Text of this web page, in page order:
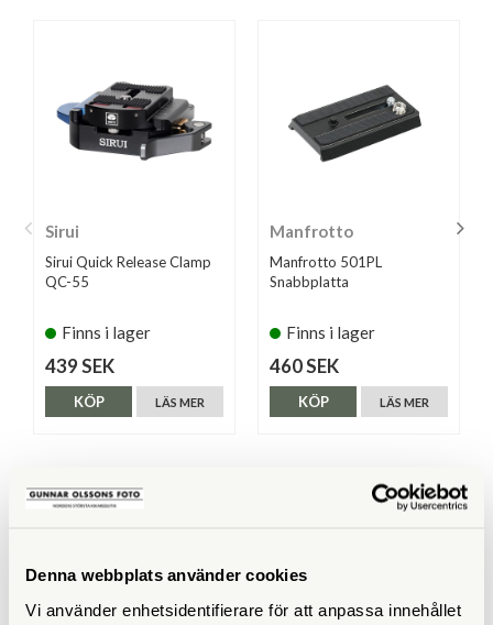
Denna webbplats använder cookies
Vi använder enhetsidentifierare för att anpassa innehållet
Sirui
Sirui Quick Release Clamp
QC-55
Finns i lager
439 SEK
LÄS MER
KÖP
Manfrotto
Manfrotto 501PL
Snabbplatta
Finns i lager
460 SEK
LÄS MER
KÖP